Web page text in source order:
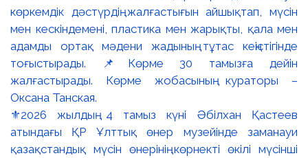
⚜️2026 жылдың 4 тамыз күні Әбілхан Қастеев
атындағы ҚР Ұлттық өнер музейінде заманауи
қазақстандық мүсін өнерінің көрнекті өкілі мүсінші